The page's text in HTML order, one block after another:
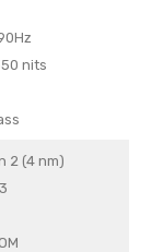
nits
2 (4 nm)